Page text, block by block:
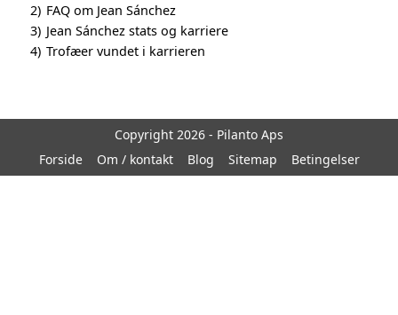
2) FAQ om Jean Sánchez
3) Jean Sánchez stats og karriere
4) Trofæer vundet i karrieren
Copyright 2026 - Pilanto Aps
Forside
Om / kontakt Blog Sitemap Betingelser